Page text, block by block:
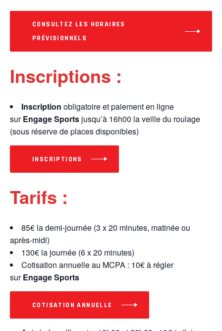
CONSULTEZ LES HORAIRES
PRÉVISIONNELS
Inscriptions :
Inscription obligatoire et paiement en ligne
surEngage Sports jusqu’à 16h00 la veille du roulage
(sous réserve de places disponibles)
INSCRIPTIONS
Tarifs :
85€ la demi-journée (3 x 20 minutes, matinée ou
après-midi)
130€ la journée (6 x 20 minutes)
Cotisation annuelle au MCPA : 10€ à régler
surEngage Sports
COTISATION ANNUELLE